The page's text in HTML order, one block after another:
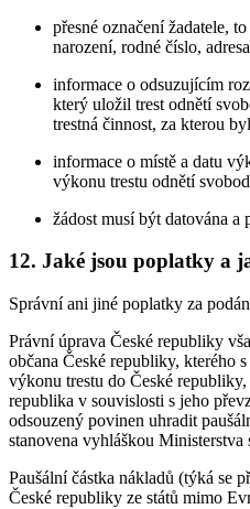
přesné označení žadatele,
narození, rodné číslo,
informace o odsuzujícím
který uložil trest odnětí
trestná činnost, za kterou
informace o místě a datu
výkonu trestu odnětí
žádost musí být datována a
12. Jaké jsou poplatky a
Správní ani jiné poplatky za
Právní úprava České republiky
občana České republiky, kterého
výkonu trestu do České
republika v souvislosti s jeho
odsouzený povinen uhradit
stanovena vyhláškou
Paušální částka nákladů (týká se
České republiky ze států mimo